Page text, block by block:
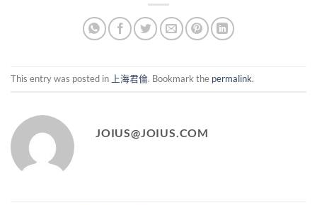
This entry was posted in 上海君倫. Bookmark the permalink.
JOIUS@JOIUS.COM